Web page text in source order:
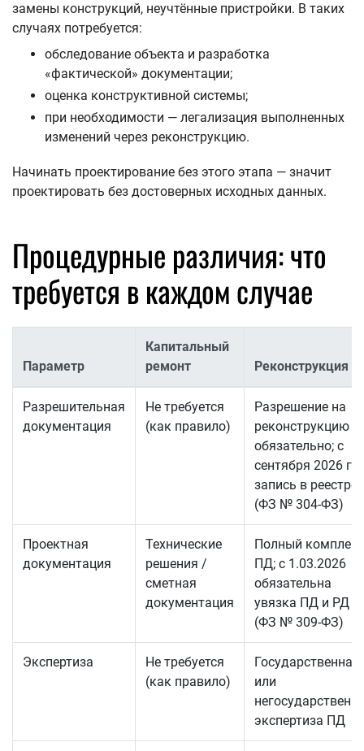
замены конструкций, неучтённые пристройки. В таких
случаях потребуется:
обследование объекта и разработка
«фактической» документации;
оценка конструктивной системы;
при необходимости — легализация выполненных
изменений через реконструкцию.
Начинать проектирование без этого этапа — значит
проектировать без достоверных исходных данных.
Процедурные различия: что
требуется в каждом случае
Параметр
Капитальный
ремонт
Реконструкция
Разрешительная
документация
Не требуется
(как правило)
Разрешение на
реконструкцию
обязательно; с
сентября 2026 г.
запись в реестре
(ФЗ № 304-ФЗ)
Проектная
документация
Технические
решения /
сметная
документация
Полный комплект
ПД; с 1.03.2026
обязательна
увязка ПД и РД
(ФЗ № 309-ФЗ)
Экспертиза
Не требуется
(как правило)
Государственная
или
экспертиза ПД